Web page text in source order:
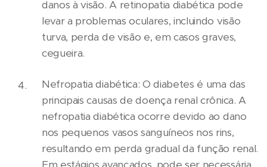
danos à visão. A retinopatia diabética pode
levar a problemas oculares, incluindo visão
turva, perda de visão e, em casos graves,
cegueira.
Nefropatia diabética: O diabetes é uma das
principais causas de doença renal crônica. A
nefropatia diabética ocorre devido ao dano
nos pequenos vasos sanguíneos nos rins,
resultando em perda gradual da função renal.